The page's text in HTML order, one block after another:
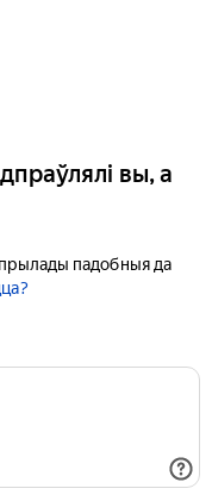
вы, а
падобныя да